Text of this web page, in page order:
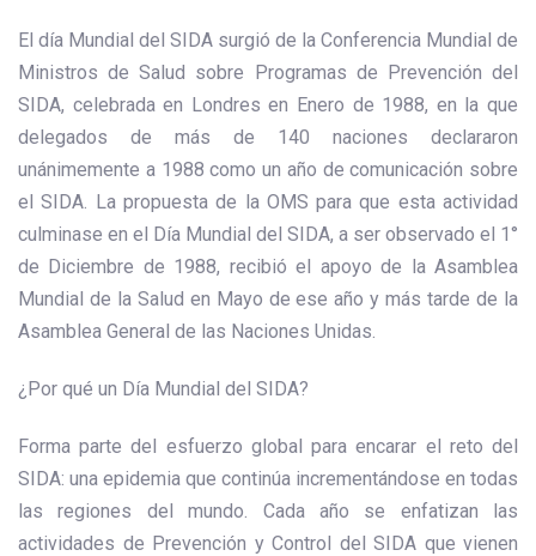
El día Mundial del SIDA surgió de la Conferencia Mundial de
Ministros de Salud sobre Programas de Prevención del
SIDA, celebrada en Londres en Enero de 1988, en la que
delegados de más de 140 naciones declararon
unánimemente a 1988 como un año de comunicación sobre
el SIDA. La propuesta de la OMS para que esta actividad
culminase en el Día Mundial del SIDA, a ser observado el 1°
de Diciembre de 1988, recibió el apoyo de la Asamblea
Mundial de la Salud en Mayo de ese año y más tarde de la
Asamblea General de las Naciones Unidas.
¿Por qué un Día Mundial del SIDA?
Forma parte del esfuerzo global para encarar el reto del
SIDA: una epidemia que continúa incrementándose en todas
las regiones del mundo. Cada año se enfatizan las
actividades de Prevención y Control del SIDA que vienen